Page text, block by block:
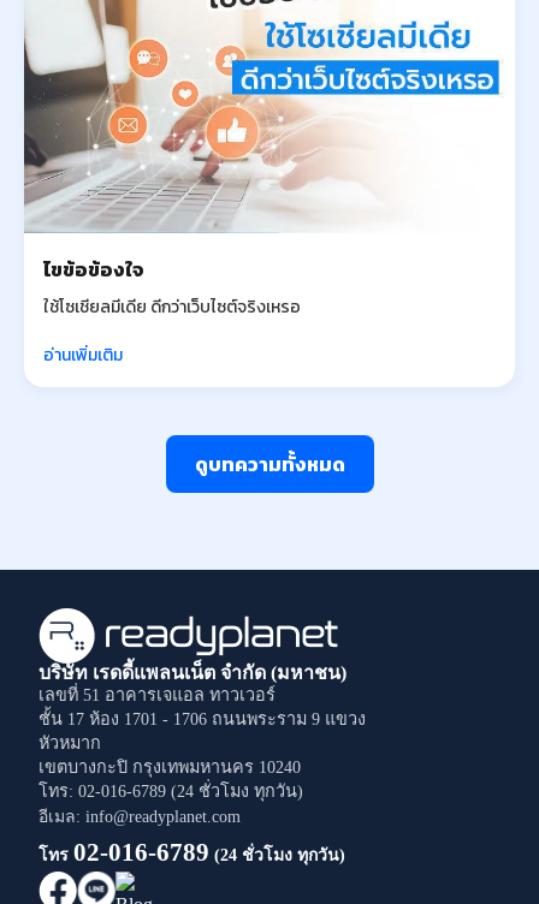
ไขข้อข้องใจ
ใช้โซเชียลมีเดีย ดีกว่าเว็บไซต์จริงเหรอ
อ่านเพิ่มเติม
ดูบทความทั้งหมด
บริษัท เรดดี้แพลนเน็ต จำกัด (มหาชน)
เลขที่ 51 อาคารเจแอล ทาวเวอร์
ชั้น 17 ห้อง 1701 - 1706 ถนนพระราม 9 แขวง
หัวหมาก
เขตบางกะปิ กรุงเทพมหานคร 10240
โทร: 02-016-6789 (24 ชั่วโมง ทุกวัน)
อีเมล: info@readyplanet.com
โทร 02-016-6789 (24 ชั่วโมง ทุกวัน)